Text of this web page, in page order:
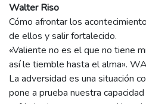
Walter Riso
Cómo afrontar los
de ellos y salir fortalecido.
«Valiente no es el que no tiene
así le tiemble hasta el alma».
La adversidad es una situación
pone a prueba nuestra